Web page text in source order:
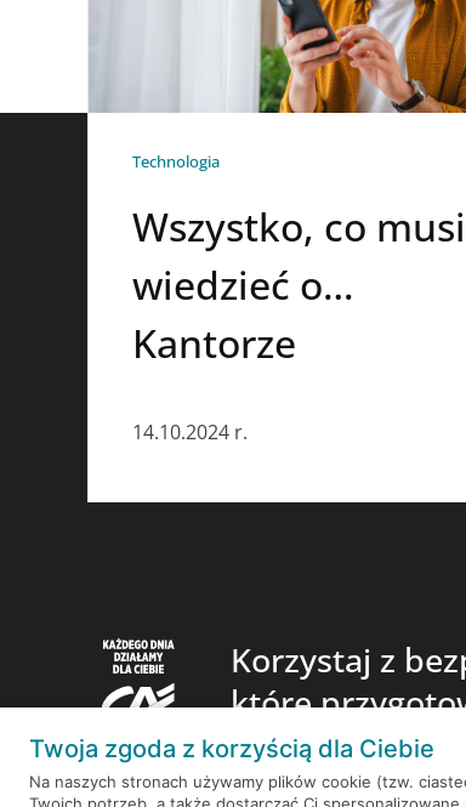
Technologia
Wszystko, co
wiedzieć o…
Kantorze
14.10.2024 r.
Korzystaj z
które
finansowego.
Twoja zgoda z korzyścią dla Ciebie
Na naszych stronach używamy plików cookie (tzw.